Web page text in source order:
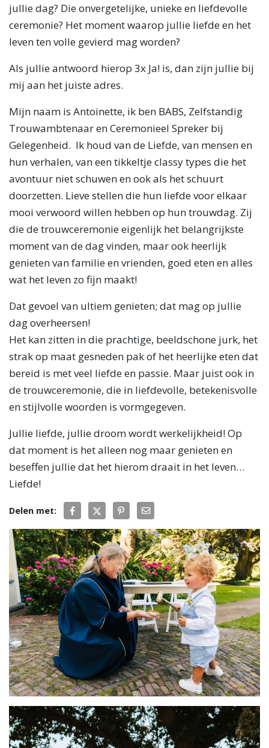
jullie dag? Die onvergetelijke, unieke en liefdevolle
ceremonie? Het moment waarop jullie liefde en het
leven ten volle gevierd mag worden?
Als jullie antwoord hierop 3x Ja! is, dan zijn jullie bij
mij aan het juiste adres.
Mijn naam is Antoinette, ik ben BABS, Zelfstandig
Trouwambtenaar en Ceremonieel Spreker bij
Gelegenheid. Ik houd van de Liefde, van mensen en
hun verhalen, van een tikkeltje classy types die het
avontuur niet schuwen en ook als het schuurt
doorzetten. Lieve stellen die hun liefde voor elkaar
mooi verwoord willen hebben op hun trouwdag. Zij
die de trouwceremonie eigenlijk het belangrijkste
moment van de dag vinden, maar ook heerlijk
genieten van familie en vrienden, goed eten en alles
wat het leven zo fijn maakt!
Dat gevoel van ultiem genieten; dat mag op jullie
dag overheersen!
Het kan zitten in die prachtige, beeldschone jurk, het
strak op maat gesneden pak of het heerlijke eten dat
bereid is met veel liefde en passie. Maar juist ook in
de trouwceremonie, die in liefdevolle, betekenisvolle
en stijlvolle woorden is vormgegeven.
Jullie liefde, jullie droom wordt werkelijkheid! Op
dat moment is het alleen nog maar genieten en
beseffen jullie dat het hierom draait in het leven…
Liefde!
Delen met: